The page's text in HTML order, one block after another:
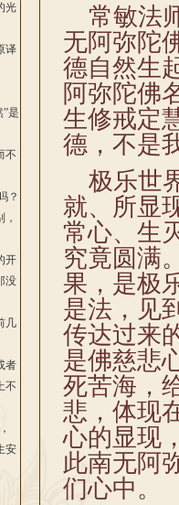
光
译
是
不
？
开
没
几
者
不
安
常敏法
无阿弥陀
德自然生
阿弥陀佛
生修戒定
德，不是
极乐世
就、所显
常心、生
究竟圆满
果，是极
是法，见
传达过来
是佛慈悲
死苦海，
悲，体现
心的显现
此南无阿
们心中。